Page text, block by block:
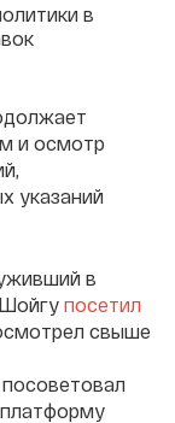
в
и осмотр
указаний
в
посетил
свыше